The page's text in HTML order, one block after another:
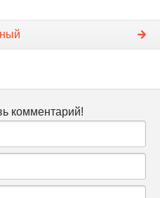
комментарий!